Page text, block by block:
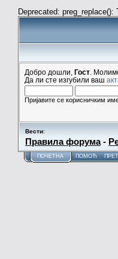
Deprecated:
Добро дошли, Гост .
Да ли сте изгубили ваш
Пријавите се корисничким
Вести:
Правила форума-
ПОЧЕТНА ПОМОЋ